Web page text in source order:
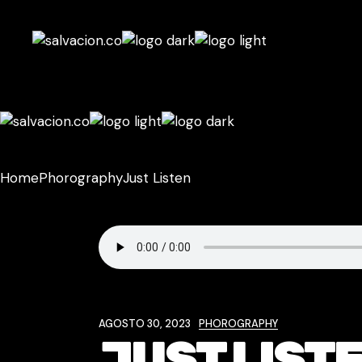
HomePhorographyJust Listen
AGOSTO 30, 2023 PHOROGRAPHY